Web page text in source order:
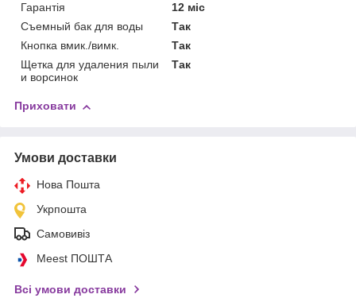
Гарантія
12 міс
Съемный бак для воды
Так
Кнопка вмик./вимк.
Так
Щетка для удаления пыли
и ворсинок
Так
Приховати
Умови доставки
Нова Пошта
Укрпошта
Самовивіз
Meest ПОШТА
Всі умови доставки